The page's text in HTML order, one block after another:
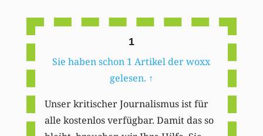
1
Sie haben schon 1 Artikel der woxx
gelesen. ↑
Unser kritischer Journalismus ist für
alle kostenlos verfügbar. Damit das so